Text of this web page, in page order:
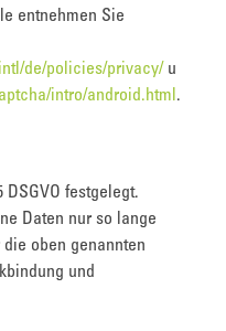
entnehmen Sie
de/policies/privacy/ u
intro/android.html .
festgelegt.
Daten nur so lange
oben genannten
und